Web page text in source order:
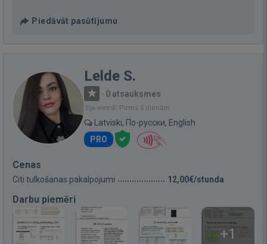
Piedāvāt pasūtījumu
Lelde S.
· 0 atsauksmes
Bija vietnē: Pirms 5 dienām
Latviski, По-русски, English
PRO
Cenas
Citi tulkošanas pakalpojumi 12,00€/stunda
Darbu piemēri
+1